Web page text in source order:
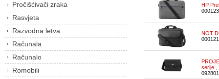
Pročišćivači zraka
Rasvjeta
Razvodna letva
Računala
Računalo
Romobili
HP
NOT
serije ,